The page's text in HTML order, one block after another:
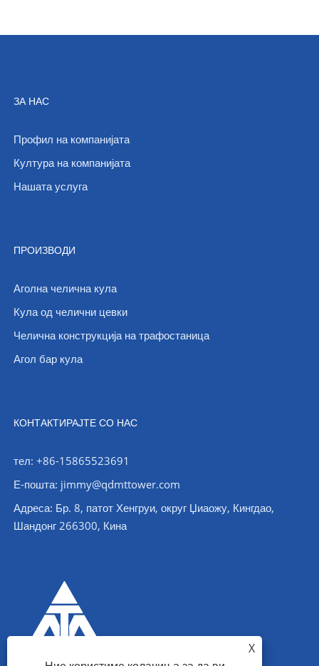
ЗА НАС
Профил на компанијата
Култура на компанијата
Нашата услуга
ПРОИЗВОДИ
Аголна челична кула
Кула од челични цевки
Челична конструкција на трафостаница
Агол бар кула
КОНТАКТИРАЈТЕ СО НАС
тел: +86-15865523691
Е-пошта: jimmy@qdmttower.com
Адреса: Бр. 8, патот Хенгруи, округ Џиаожу, Кингдао,
Шандонг 266300, Кина
X